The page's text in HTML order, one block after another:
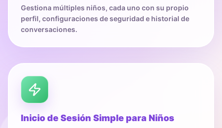
Gestiona múltiples niños, cada uno con su propio
perfil, configuraciones de seguridad e historial de
conversaciones.
Inicio de Sesión Simple para Niños